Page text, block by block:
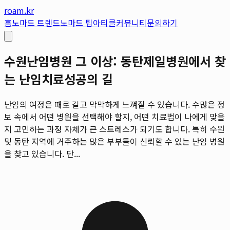
roam.kr
홈노마드 트렌드노마드 팁아티클커뮤니티문의하기
수원난임병원 그 이상: 동탄제일병원에서 찾
는 난임치료성공의 길
난임의 여정은 때로 길고 막막하게 느껴질 수 있습니다. 수많은 정
보 속에서 어떤 병원을 선택해야 할지, 어떤 치료법이 나에게 맞을
지 고민하는 과정 자체가 큰 스트레스가 되기도 합니다. 특히 수원
및 동탄 지역에 거주하는 많은 부부들이 신뢰할 수 있는 난임 병원
을 찾고 있습니다. 단...